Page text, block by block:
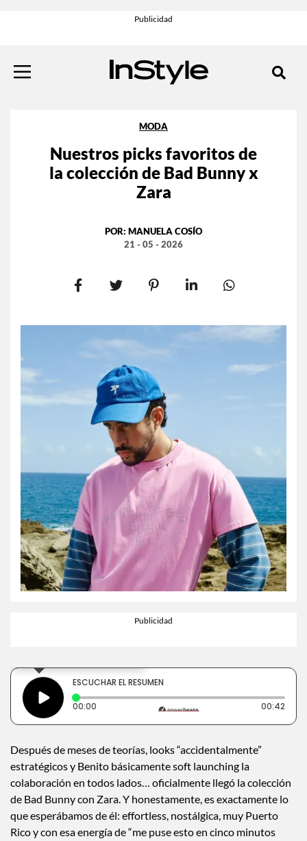
MODA
Nuestros picks favoritos de
la colección de Bad Bunny x
Zara
POR: MANUELA COSÍO
21 - 05 - 2026
ESCUCHAR EL RESUMEN
00:00 Tiempo transcurrido: 0 segundos 00:42
Después de meses de teorías, looks “accidentalmente”
estratégicos y Benito básicamente soft launching la
colaboración en todos lados… oficialmente llegó la colección
de Bad Bunny con Zara. Y honestamente, es exactamente lo
que esperábamos de él: effortless, nostálgica, muy Puerto
Rico y con esa energía de “me puse esto en cinco minutos